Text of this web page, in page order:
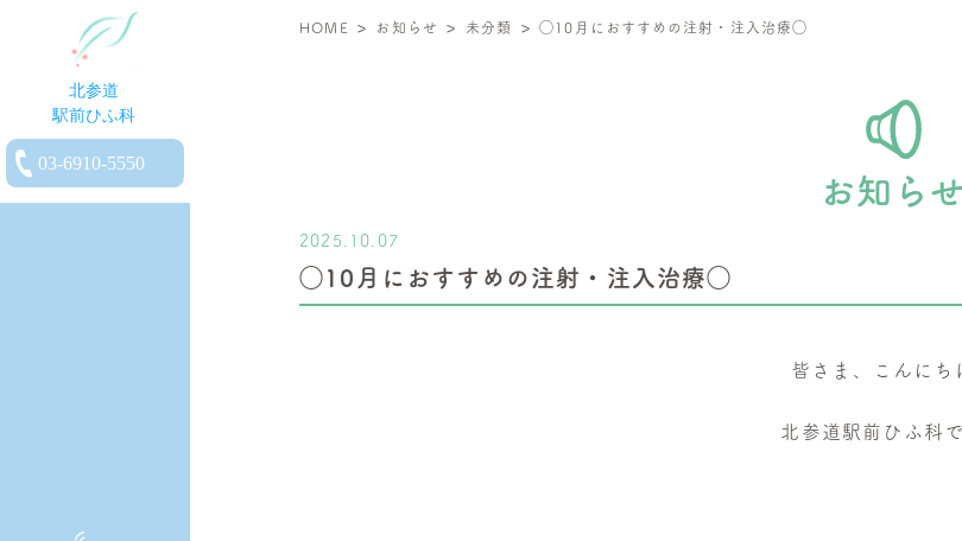
道
駅
前
電
話
HOME > お知らせ > 未分類 >◯10月におすすめの注射・注入治療◯
お知ら
2025.10.07
◯10月におすすめの注射・注入治療◯
皆さま、こんにち
北参道駅前ひふ科